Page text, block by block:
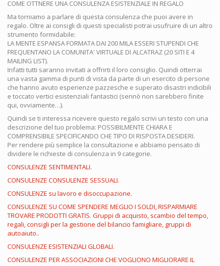
COME OTTNERE UNA CONSULENZA ESISTENZIALE IN REGALO
Ma torniamo a parlare di questa consulenza che puoi avere in
regalo. Oltre ai consigli di questi specialisti potrai usufruire di un altro
strumento formidabile:
LA MENTE ESPANSA FORMATA DAI 200 MILA ESSERI STUPENDI CHE
FREQUENTANO LA COMUNITA' VIRTUALE DI ALCATRAZ (20 SITI E 4
MAILING LIST).
Infatti tutti saranno invitati a offrirti il loro consiglio. Quindi otterrai
una vasta gamma di punti di vista da parte di un esercito di persone
che hanno avuto esperienze pazzesche e superato disastri indicibili
e toccato vertici esistenziali fantastici (sennò non sarebbero finite
qui, ovviamente…).
Quindi se ti interessa ricevere questo regalo scrivi un testo con una
descrizione del tuo problema: POSSIBILMENTE CHIARA E
COMPRENSIBILE SPECIFICANDO CHE TIPO DI RISPOSTA DESIDERI.
Per rendere più semplice la consultazione e abbiamo pensato di
dividere le richieste di consulenza in 9 categorie.
CONSULENZE SENTIMENTALI.
CONSULENZE CONSULENZE SESSUALI.
CONSULENZE su lavoro e disoccupazione.
CONSULENZE SU COME SPENDERE MEGLIO I SOLDI, RISPARMIARE
TROVARE PRODOTTI GRATIS. Gruppi di acquisto, scambio del tempo,
regali, consigli per la gestione del bilancio famigliare, gruppi di
autoaiuto..
CONSULENZE ESISTENZIALI GLOBALI.
CONSULENZE PER ASSOCIAZIONI CHE VOGLIONO MIGLIORARE IL